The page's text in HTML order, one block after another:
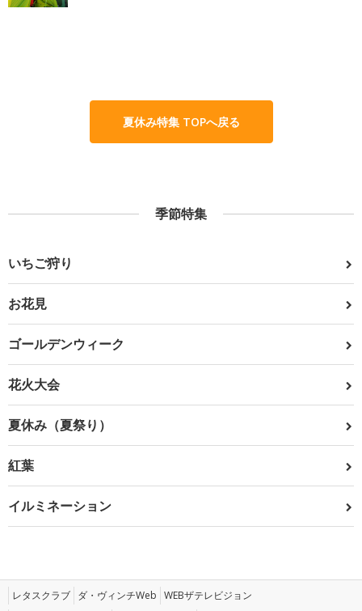
夏休み特集 TOPへ戻る
季節特集
いちご狩り
お花見
ゴールデンウィーク
花火大会
夏休み（夏祭り）
紅葉
イルミネーション
レタスクラブ ダ・ヴィンチWeb WEBザテレビジョン